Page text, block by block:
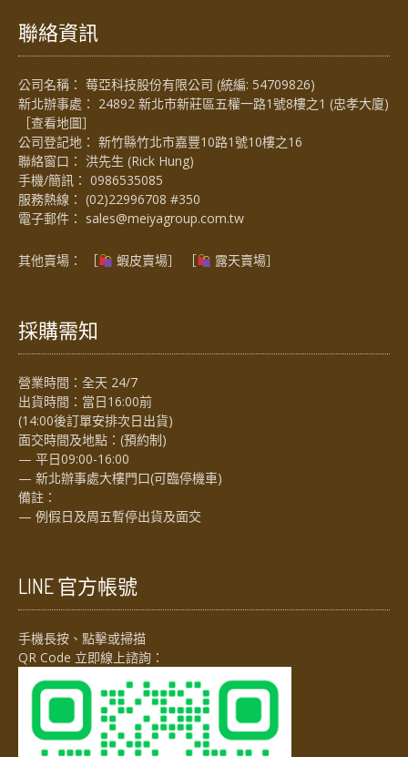
聯絡資訊
公司名稱： 莓亞科技股份有限公司 (統編: 54709826)
新北辦事處： 24892 新北市新莊區五權一路1號8樓之1 (忠孝大廈)
［查看地圖］
公司登記地： 新竹縣竹北市嘉豐10路1號10樓之16
聯絡窗口： 洪先生 (Rick Hung)
手機/簡訊： 0986535085
服務熱線： (02)22996708 #350
電子郵件： sales@meiyagroup.com.tw
其他賣場： ［ 蝦皮賣場］ ［ 露天賣場］
採購需知
營業時間：全天 24/7
出貨時間：當日16:00前
(14:00後訂單安排次日出貨)
面交時間及地點：(預約制)
— 平日09:00-16:00
— 新北辦事處大樓門口(可臨停機車)
備註：
— 例假日及周五暫停出貨及面交
LINE 官方帳號
手機長按、點擊或掃描
QR Code 立即線上諮詢：